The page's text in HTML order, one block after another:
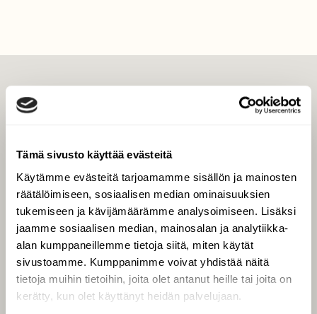
Tämä sivusto käyttää evästeitä
Käytämme evästeitä tarjoamamme sisällön ja mainosten
räätälöimiseen, sosiaalisen median ominaisuuksien
tukemiseen ja kävijämäärämme analysoimiseen. Lisäksi
jaamme sosiaalisen median, mainosalan ja analytiikka-
alan kumppaneillemme tietoja siitä, miten käytät
sivustoamme. Kumppanimme voivat yhdistää näitä
tietoja muihin tietoihin, joita olet antanut heille tai joita on
kerätty, kun olet käyttänyt heidän palvelujaan.
Tilaa digilukuoikeus
Äänestä parasta juttua
Tilaa uutiskirje
SUOMEN LUONNON­
SUOJELU­LIITTO
Suomen Luonto -lehden